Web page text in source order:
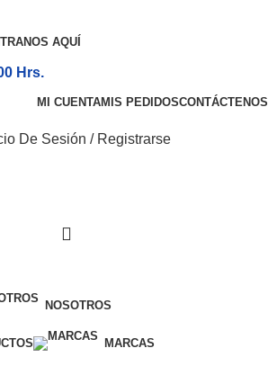
AQUÍ
Hrs.
MI CUENTAMIS PEDIDOSCONTÁCTENOS
De Sesión / Registrarse
NOSOTROS
MARCAS